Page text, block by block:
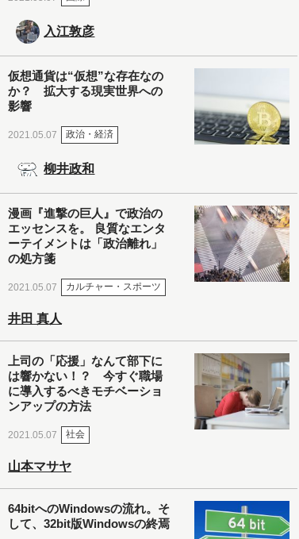
入江敦彦
仮想通貨は“仮想”な存在なの
か？ 拡大する現実世界への
影響
2021.05.07 政治・経済
柳井政和
漫画『進撃の巨人』で政治の
エッセンスを。 良質なエンタ
ーテイメントは「政治離れ」
の処方箋
2021.05.07 カルチャー・スポーツ
井田 真人
上司の「応援」なんて部下に
は響かない！？ 今すぐ職場
に導入するべきモチベーショ
ンアップの方法
2021.05.07 社会
山本マサヤ
64bitへのWindowsの流れ。そ
して、32bit版Windowsの終焉